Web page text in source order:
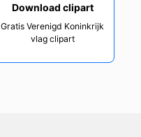
Download clipart
Gratis Verenigd Koninkrijk
vlag clipart